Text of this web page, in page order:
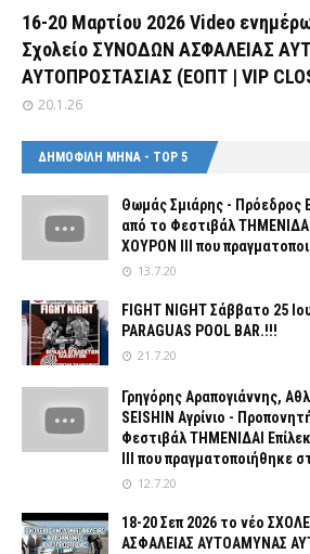
16-20 Μαρτίου 2026 Video
Σχολείο ΣΥΝΟΔΩΝ ΑΣΦΑΛΕΙΑΣ
ΑΥΤΟΠΡΟΣΤΑΣΙΑΣ (ΕΟΠΤ | VIP
20.1.26
ΔΗΜΟΦΙΛΗ ΜΗΝΑ - TOP 5
Θωμάς Σμιάρης - Πρόεδρος
από το Φεστιβάλ
ΧΟΥΡΟΝ ΙΙΙ που
13.7.20
FIGHT NIGHT Σάββατο 25
PARAGUAS POOL BAR.!!!
21.7.20
Γρηγόρης Αραπογιάννης,
SEISHIN Αγρίνιο -
Φεστιβάλ ΤΗΜΕΝΙΔΑΙ
ΙΙΙ που πραγματοποιήθηκε
12.7.20
18-20 Σεπ 2026 το νέο
ΑΣΦΑΛΕΙΑΣ ΑΥΤΟΑΜΥΝΑΣ